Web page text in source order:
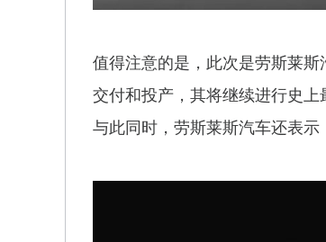
值得注意的是，此次是劳斯莱
交付和投产，其将继续进行史上
与此同时，劳斯莱斯汽车还表示